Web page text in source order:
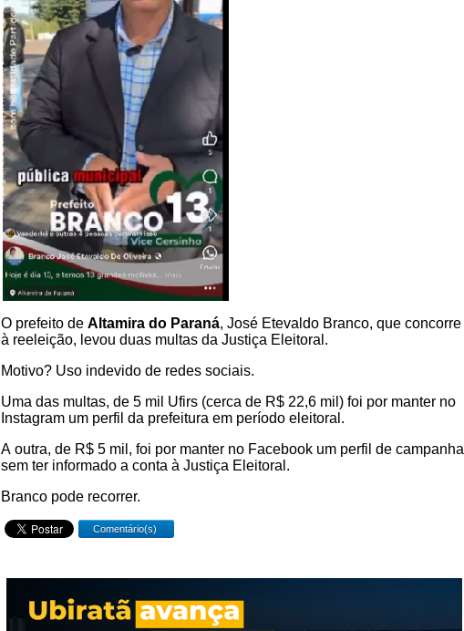
O prefeito de Altamira do Paraná, José Etevaldo Branco, que concorre
à reeleição, levou duas multas da Justiça Eleitoral.
Motivo? Uso indevido de redes sociais.
Uma das multas, de 5 mil Ufirs (cerca de R$ 22,6 mil) foi por manter no
Instagram um perfil da prefeitura em período eleitoral.
A outra, de R$ 5 mil, foi por manter no Facebook um perfil de campanha
sem ter informado a conta à Justiça Eleitoral.
Branco pode recorrer.
Comentário(s)